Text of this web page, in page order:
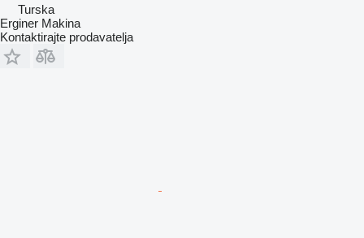
Turska
Erginer Makina
Kontaktirajte prodavatelja